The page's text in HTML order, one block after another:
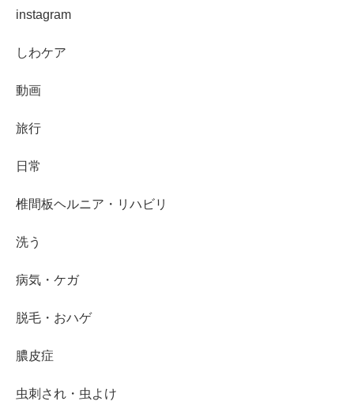
instagram
しわケア
動画
旅行
日常
椎間板ヘルニア・リハビリ
洗う
病気・ケガ
脱毛・おハゲ
膿皮症
虫刺され・虫よけ